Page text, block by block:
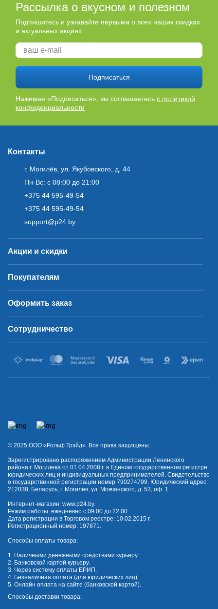
Рассылка о вкусном и полезном
Подпишитесь и узнавайте первыми о всех наших скидках
и актуальных акциях
Подписаться
Нажимая «Подписаться», вы соглашаетесь с политикой
конфиденциальности
Контакты
г. Могилёв, ул. Якубовского, д. 44
Пн-Вс: с 08:00 до 21:00
+375 44 595-49-54
+375 44 595-49-54
support@p24.by
Акции и скидки
Покупателям
Оформить заказ
Сотрудничество
© 2025 OOO «Рольф Трэйд». Все права защищены.
Зарегистрировано распоряжением Администрации Ленинского
района г. Могилева от 01.04.2008 г. в Едином государственном регистре
юридических лиц и индивидуальных предпринимателей. Свидетельство
о государственной регистрации номер 790274799. Юридический адрес:
212038, Беларусь, г. Могилёв, ул. Мовчанского, д. 53, оф. 1.
Интернет-магазин: www.p24.by.
Режим работы: ежедневно с 09:00 до 22:00.
Дата регистрации в Торговом реестре: 10.02.2015 г.
Регистрационный номер: 197871.
Способы оплаты товара:
1. Наличными денежными средствами курьеру.
2. Банковской картой курьеру.
3. Через систему оплаты ЕРИП.
4. Безналичная оплата (для юридических лиц).
5. Онлайн оплата на сайте (банковской картой).
Способы доставки товара: